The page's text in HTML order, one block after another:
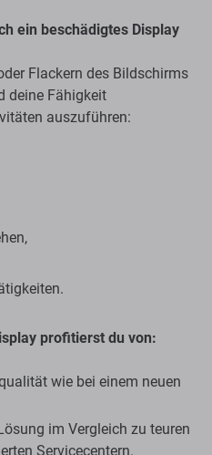
ein beschädigtes Display
Flackern des Bildschirms
deine Fähigkeit
auszuführen:
profitierst du von:
wie bei einem neuen
im Vergleich zu teuren
Servicecentern.